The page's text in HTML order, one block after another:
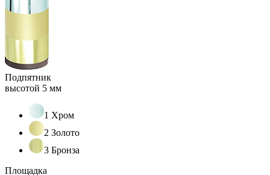
Подпятник
высотой 5 мм
1 Хром
2 Золото
3 Бронза
Площадка